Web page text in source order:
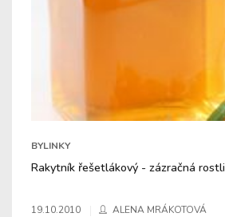
BYLINKY
Rakytník řešetlákový - zázračná
19.10.2010 ALENA MRÁKOTOVÁ